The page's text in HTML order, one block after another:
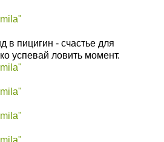
в пицигин - счастье для
успевай ловить момент.